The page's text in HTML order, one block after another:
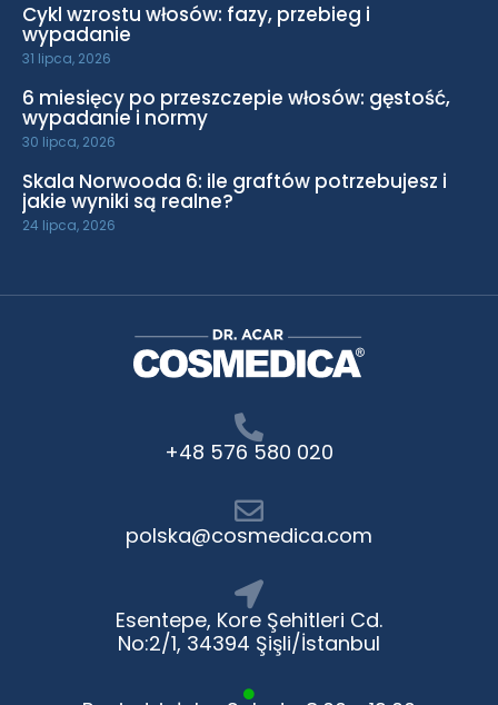
Cykl wzrostu włosów: fazy, przebieg i
wypadanie
31 lipca, 2026
6 miesięcy po przeszczepie włosów: gęstość,
wypadanie i normy
30 lipca, 2026
Skala Norwooda 6: ile graftów potrzebujesz i
jakie wyniki są realne?
24 lipca, 2026
+48 576 580 020
polska@cosmedica.com
Esentepe, Kore Şehitleri Cd.
No:2/1, 34394 Şişli/İstanbul